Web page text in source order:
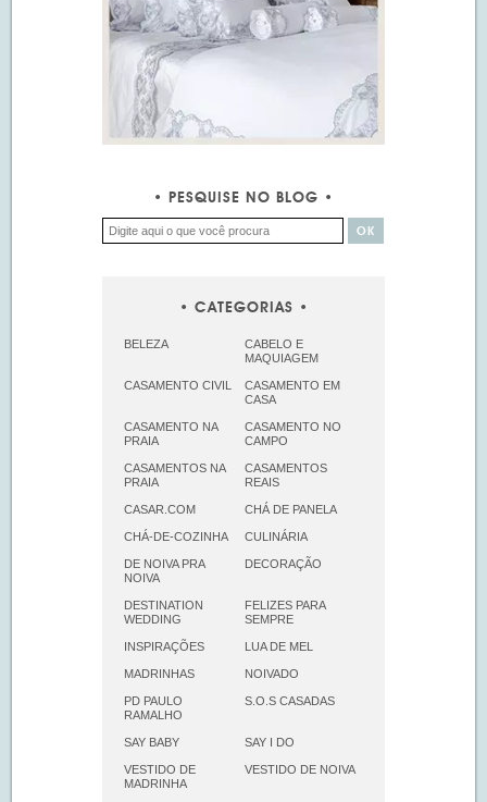
PESQUISE NO BLOG
CATEGORIAS
BELEZA
CABELO E
MAQUIAGEM
CASAMENTO CIVIL
CASAMENTO EM
CASA
CASAMENTO NA
PRAIA
CASAMENTO NO
CAMPO
CASAMENTOS NA
PRAIA
CASAMENTOS
REAIS
CASAR.COM CHÁ DE PANELA
CHÁ-DE-COZINHA CULINÁRIA
DE NOIVA PRA
NOIVA
DECORAÇÃO
DESTINATION
WEDDING
FELIZES PARA
SEMPRE
INSPIRAÇÕES LUA DE MEL
MADRINHAS NOIVADO
PD PAULO
RAMALHO
S.O.S CASADAS
SAY BABY SAY I DO
VESTIDO DE
MADRINHA
VESTIDO DE NOIVA